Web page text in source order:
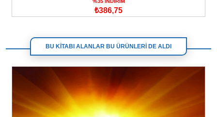
₺386,75
BU KİTABI ALANLAR BU ÜRÜNLERİ DE ALDI